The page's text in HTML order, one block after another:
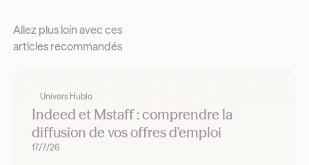
Allez plus loin avec ces
articles recommandés
Univers Hublo
Indeed et Mstaff : comprendre la
diffusion de vos offres d'emploi
17/7/26